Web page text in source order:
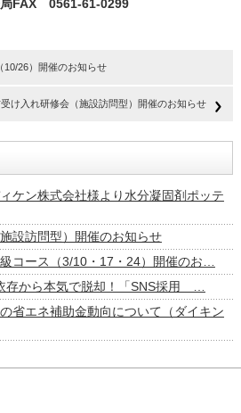
局FAX 0561-61-0299
10/26）開催のお知らせ
け入れ研修会（施設訪問型）開催のお知らせ
ケン株式会社様より水分凝固剤ポッテ
設訪問型）開催のお知らせ
コース（3/10・17・24）開催のお…
存から本気で脱却！「SNS採用 …
省エネ補助金動向について（ダイキン